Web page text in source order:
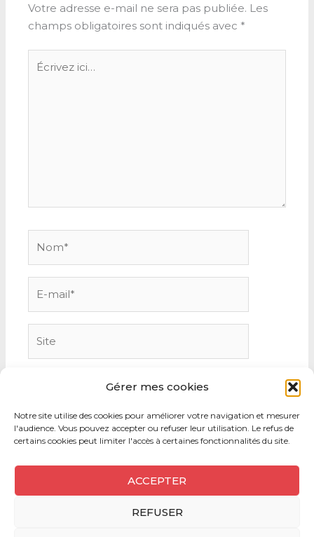
Gérer mes cookies
Notre site utilise des cookies pour améliorer votre navigation et mesurer
l'audience. Vous pouvez accepter ou refuser leur utilisation. Le refus de
certains cookies peut limiter l'accès à certaines fonctionnalités du site.
ACCEPTER
REFUSER
Votre adresse e-mail ne sera pas publiée. Les
champs obligatoires sont indiqués avec *
Écrivez
ici…
mail*